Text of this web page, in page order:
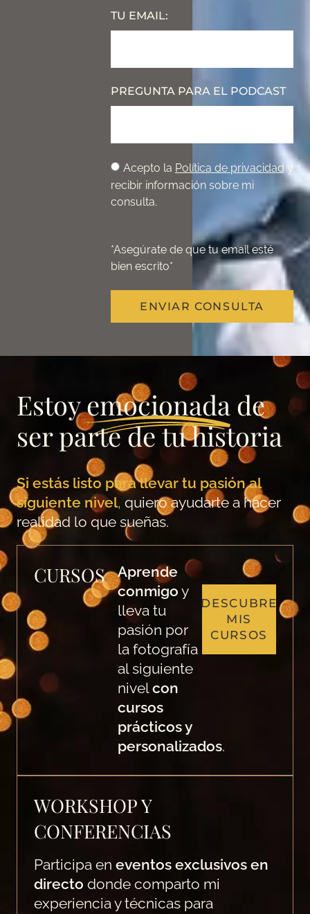
TU EMAIL:
PREGUNTA PARA EL PODCAST
Acepto la Política de privacidady
recibir información sobre mi
consulta.
*Asegúrate de que tu email esté
bien escrito*
ENVIAR CONSULTA
Estoyemocionadade
ser parte de tu historia
Si estás listo para llevar tu pasión al
siguiente nivel, quiero ayudarte a hacer
realidad lo que sueñas.
CURSOS
Aprende
conmigo y
lleva tu
pasión por
la fotografía
al siguiente
nivelcon
cursos
prácticos y
personalizados.
DESCUBRE
MIS
CURSOS
WORKSHOP Y
CONFERENCIAS
Participa en eventos exclusivos en
directo donde comparto mi
experiencia y técnicas para